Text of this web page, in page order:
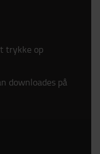
trykke op
downloades på